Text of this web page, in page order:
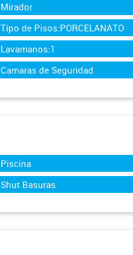
Mirador
Tipo de Pisos:PORCELANATO
Lavamanos:1
Camaras de Seguridad
Piscina
Shut Basuras